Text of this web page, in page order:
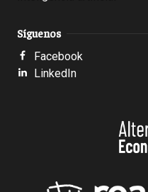
Síguenos
Facebook
LinkedIn